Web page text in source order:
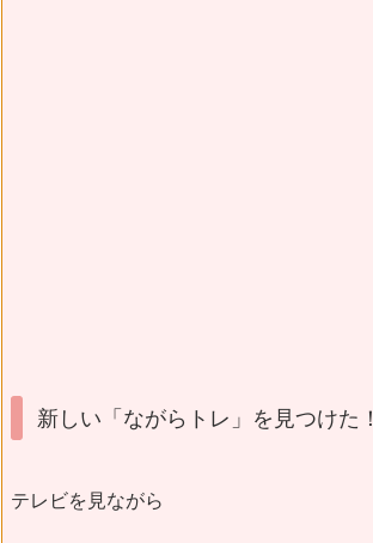
新しい「ながらトレ」を見つけた！
テレビを見ながら